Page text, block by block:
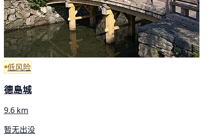
低风险
德島城
9.6 km
暂无出没